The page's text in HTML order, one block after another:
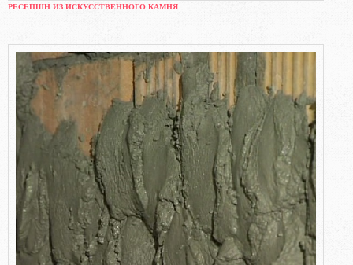
РЕСЕПШН ИЗ ИСКУССТВЕННОГО КАМНЯ